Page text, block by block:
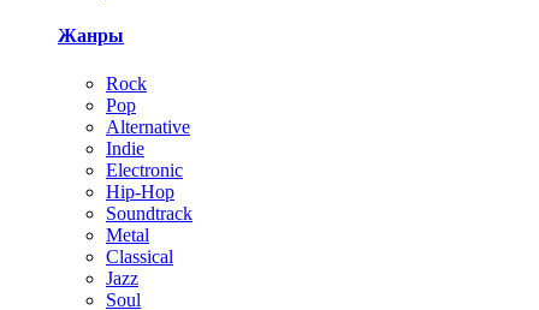
Жанры
Rock
Pop
Alternative
Indie
Electronic
Hip-Hop
Soundtrack
Metal
Classical
Jazz
Soul